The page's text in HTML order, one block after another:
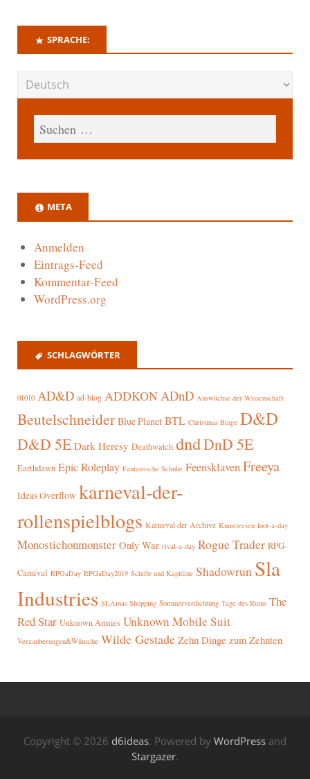
SPRACHE:
META
Anmelden
Eintrags-Feed
Kommentar-Feed
WordPress.org
SCHLAGWÖRTER
01010 AD&D ad-blog ADDKONADnD Auswüchse der Wissenschaft
Beutelschneider Blue Planet BTL Christmas Binge D&D
D&D 5E Dark Heresy Deathwatch dndDnD 5E
Earthdawn Epic Roleplay Fantastische Schuhe FeensklavenFreeya
Ideas Overflow karneval-der-
rollenspielblogs Karneval der Archive Kunstwesen loot-a-day
Monostichonmonster Only War rival-a-day Rogue Trader RPG-
Carnival RPGaDay RPGaDay2019 Schiffe und Kapitäne Shadowrun Sla
Industries SLAmas Shopping Sommerverdichtung Tage des Ruins The
Red Star Unknown Armies Unknown Mobile Suit
Verzauberungen&Wünsche Wilde Gestade Zehn Dinge zum Zehnten
Copyright © 2026 d6ideas. Powered by WordPress and
Stargazer.